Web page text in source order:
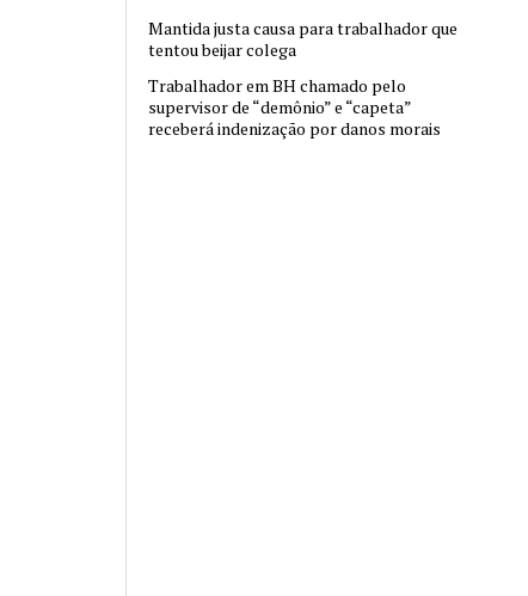
Mantida justa causa para trabalhador que
tentou beijar colega
Trabalhador em BH chamado pelo
supervisor de “demônio” e “capeta”
receberá indenização por danos morais